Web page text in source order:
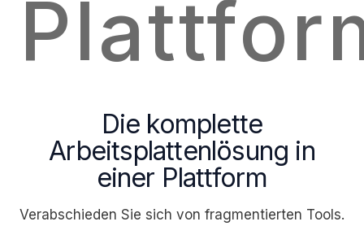
Die komplette
Arbeitsplattenlösung in
einer Plattform
Verabschieden Sie sich von fragmentierten Tools.